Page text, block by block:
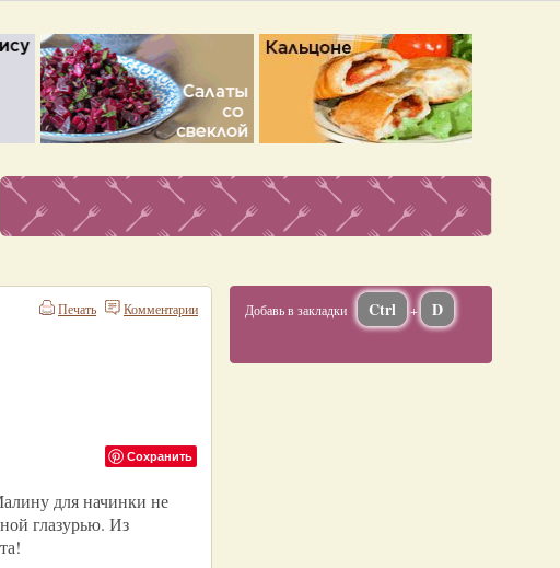
Комментарии
Печать
Сохранить
для начинки не
глазурью. Из
Добавь в закладки Ctrl + D